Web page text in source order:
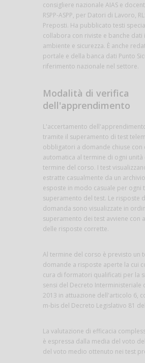
consigliere nazionale AIAS e
RSPP-ASPP, per Datori di Lavoro,
Preposti. Ha pubblicato testi
collabora con riviste e banche dati
ambiente e sicurezza. È anche
portale e della banca dati Punto
riferimento nazionale nel settore.
Modalità di verifica
dell'apprendimento
L'accertamento
tramite il superamento di test
obbligatori a domande chiuse con
automatica al termine di ogni unità
termine del corso. I test
estratte casualmente da un
esposte in modo casuale per ogni
superamento del test. Le risposte
domanda sono visualizzate in
superamento dei test avviene con
delle risposte corrette.
Al termine del corso è previsto un
domande a risposte aperte la cui
cura di formatori qualificati per la
sensi del Decreto Interministeriale
2013 in attuazione dell'articolo 6,
m-bis del Decreto Legislativo 81
La valutazione di efficacia
è espressa dalla media del voto
del voto medio ottenuto nei test